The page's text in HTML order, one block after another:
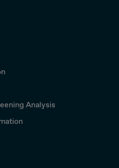
Analysis